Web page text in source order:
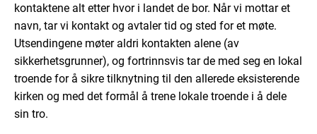
kontaktene alt etter hvor i landet de bor. Når vi mottar et
navn, tar vi kontakt og avtaler tid og sted for et møte.
Utsendingene møter aldri kontakten alene (av
sikkerhetsgrunner), og fortrinnsvis tar de med seg en lokal
troende for å sikre tilknytning til den allerede eksisterende
kirken og med det formål å trene lokale troende i å dele
sin tro.